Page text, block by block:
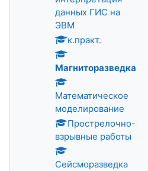
данных ГИС на
ЭВМ
к.практ.
Магниторазведка
Математическое
моделирование
Прострелочно-
взрывные работы
Сейсморазведка